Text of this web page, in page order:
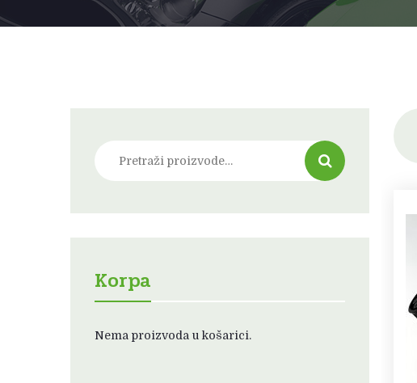
Korpa
Nema proizvoda u košarici.